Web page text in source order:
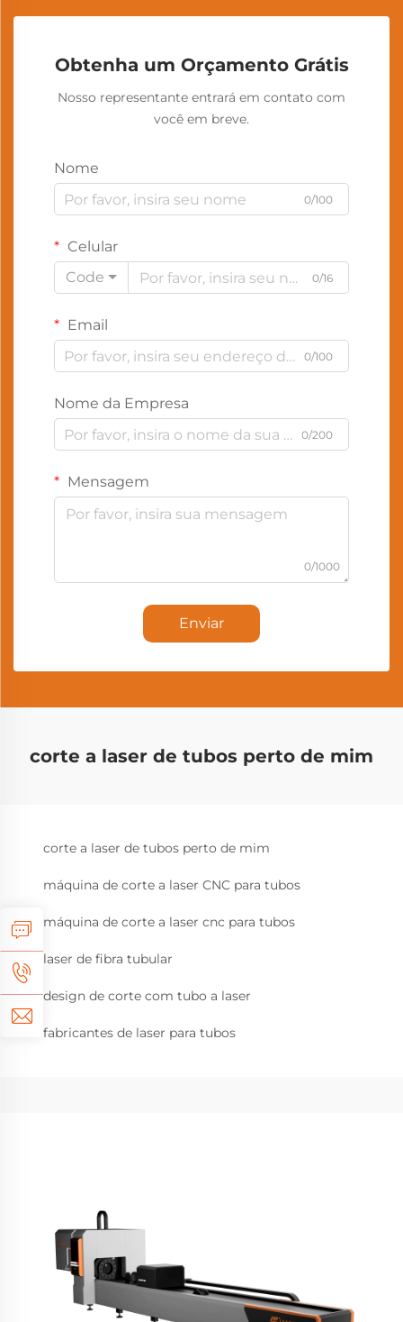
Obtenha um Orçamento Grátis
Nosso representante entrará em contato com
você em breve.
Nome
0/100
Celular
Code
0/16
Email
0/100
Nome da Empresa
0/200
Mensagem
0/1000
Enviar
corte a laser de tubos perto de mim
corte a laser de tubos perto de mim
máquina de corte a laser CNC para tubos
máquina de corte a laser cnc para tubos
laser de fibra tubular
design de corte com tubo a laser
fabricantes de laser para tubos